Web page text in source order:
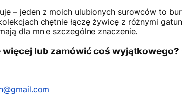
– jeden z moich ulubionych surowców to
chętnie łączę żywicę z różnymi
dla mnie szczególne znaczenie.
lub zamówić coś